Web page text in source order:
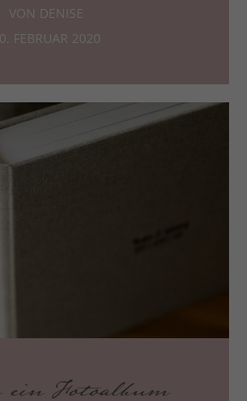
VON DENISE
FEBRUAR 2020
ein Fotoalbum